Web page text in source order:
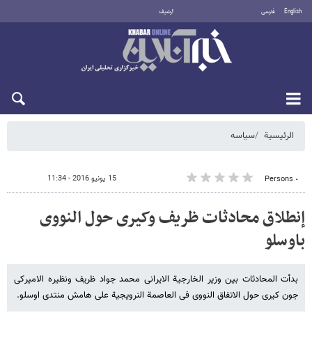
English فارسی أرشيف
الرئيسية سیاسه
٠ Persons 15 يونيو 2016 - 11:34
إنطلاق محادثات ظریف وکیری حول النووی
باوسلو
بدأت المحادثات بین وزیر الخارجیة الایرانی محمد جواد ظریف ونظیره الامیرکی
جون کیری حول الاتفاق النووی فی العاصمة النرویجیة على هامش منتدى اوسلو.